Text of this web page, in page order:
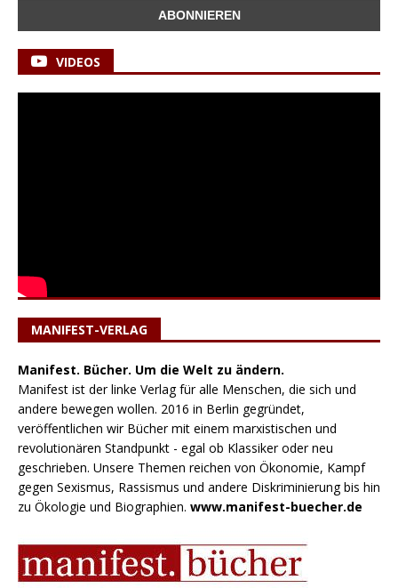
VIDEOS
MANIFEST-VERLAG
Manifest. Bücher. Um die Welt zu ändern.
Manifest ist der linke Verlag für alle Menschen, die sich und
andere bewegen wollen. 2016 in Berlin gegründet,
veröffentlichen wir Bücher mit einem marxistischen und
revolutionären Standpunkt - egal ob Klassiker oder neu
geschrieben. Unsere Themen reichen von Ökonomie, Kampf
gegen Sexismus, Rassismus und andere Diskriminierung bis hin
zu Ökologie und Biographien. www.manifest-buecher.de